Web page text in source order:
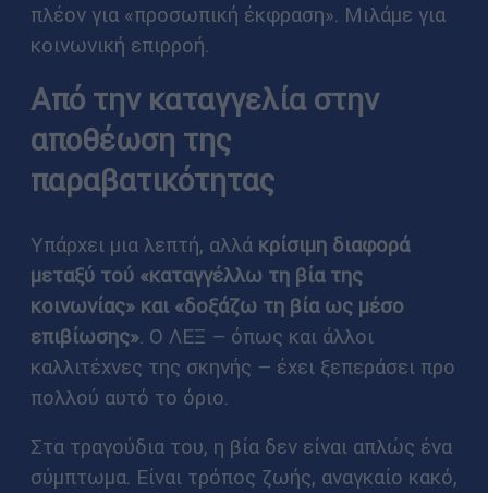
πλέον για «προσωπική έκφραση». Μιλάμε για
κοινωνική επιρροή.
Από την καταγγελία στην
αποθέωση της
παραβατικότητας
Υπάρχει μια λεπτή, αλλάκρίσιμη διαφορά
μεταξύ τού «καταγγέλλω τη βία της
κοινωνίας» και «δοξάζω τη βία ως μέσο
επιβίωσης». Ο ΛΕΞ – όπως και άλλοι
καλλιτέχνες της σκηνής – έχει ξεπεράσει προ
πολλού αυτό το όριο.
Στα τραγούδια του, η βία δεν είναι απλώς ένα
σύμπτωμα. Είναι τρόπος ζωής, αναγκαίο κακό,